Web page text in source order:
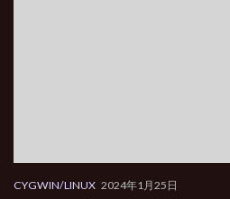
CYGWIN/LINUX 2024年1月25日